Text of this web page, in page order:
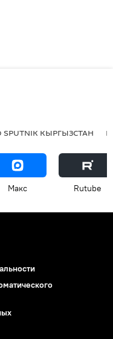
КЫРГЫЗСТАН
Макс Rutube